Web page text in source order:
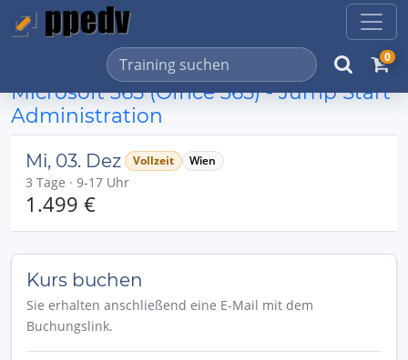
0
Microsoft 365 (Office 365) - Jump Start
Administration
Mi, 03. Dez Vollzeit Wien
3 Tage · 9-17 Uhr
1.499 €
Kurs buchen
Sie erhalten anschließend eine E-Mail mit dem
Buchungslink.